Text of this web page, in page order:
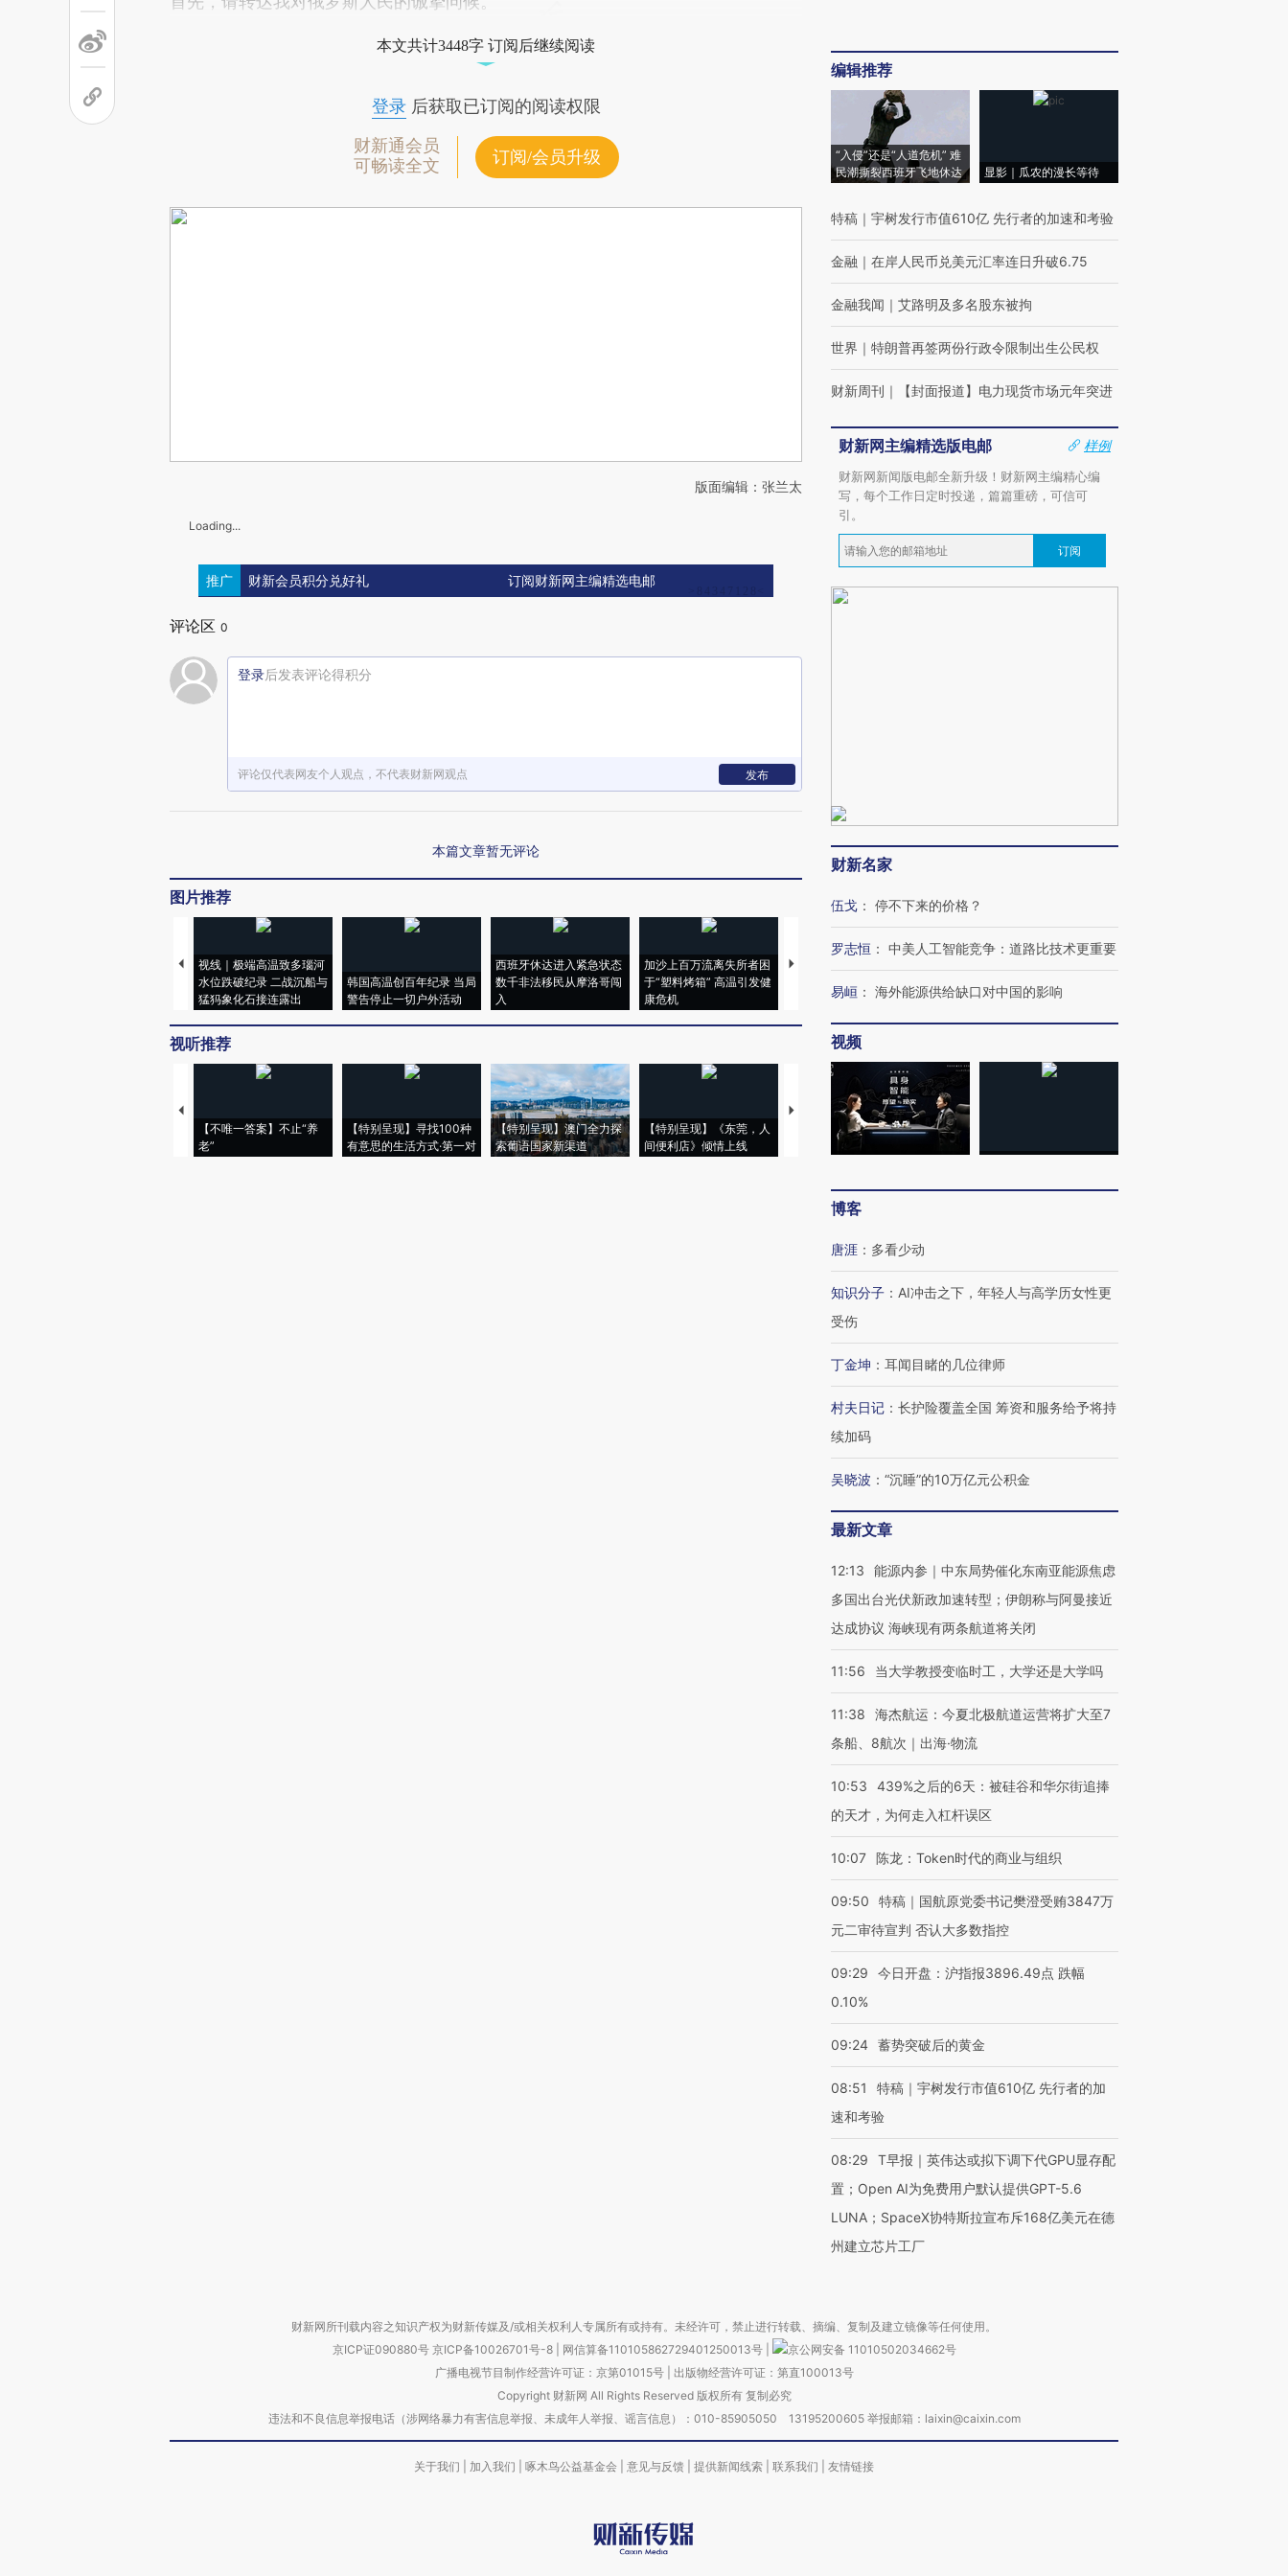
本文共计3448字 订阅后继续阅读
登录后获取已订阅的阅读权限
财新通会员
可畅读全文
订阅/会员升级
版面编辑：张兰太
Loading...
推广 财新会员积分兑好礼 订阅财新网主编精选电邮
评论区 0
登录后发表评论得积分
评论仅代表网友个人观点，不代表财新网观点 发布
本篇文章暂无评论
图片推荐
视线｜极端高温致多瑙河
水位跌破纪录 二战沉船与
猛犸象化石接连露出
韩国高温创百年纪录 当局
警告停止一切户外活动
西班牙休达进入紧急状态
数千非法移民从摩洛哥闯
入
加沙上百万流离失所者困
于“塑料烤箱” 高温引发健
康危机
视线｜HYROX的吸金
术：是什么让中产们甘
心“花钱找虐”？
粒摇头丸 尿检体内含3种
毒品
视听推荐
【不唯一答案】不止“养
老”
【特别呈现】寻找100种
有意思的生活方式·第一对
【特别呈现】澳门全力探
索葡语国家新渠道
【特别呈现】《东莞，人
间便利店》倾情上线
【推广】走进第四届链博
会，让数智科技“链”接产
【特别呈现】寻找100种
有意思的生活方式·第三对
编辑推荐
“入侵”还是“人道危机” 难
民潮撕裂西班牙飞地休达
显影｜瓜农的漫长等待
特稿 ｜ 宇树发行市值610亿 先行者的加速和考验
金融 ｜ 在岸人民币兑美元汇率连日升破6.75
金融我闻 ｜ 艾路明及多名股东被拘
世界 ｜ 特朗普再签两份行政令限制出生公民权
财新周刊 ｜ 【封面报道】电力现货市场元年突进
财新网主编精选版电邮
样例
财新网新闻版电邮全新升级！财新网主编精心编
写，每个工作日定时投递，篇篇重磅，可信可
引。
订阅
财新名家
伍戈 ： 停不下来的价格？
罗志恒 ： 中美人工智能竞争：道路比技术更重要
易峘 ： 海外能源供给缺口对中国的影响
视频
博客
唐涯 ： 多看少动
知识分子 ： AI冲击之下，年轻人与高学历女性更
受伤
丁金坤 ： 耳闻目睹的几位律师
村夫日记 ： 长护险覆盖全国 筹资和服务给予将持
续加码
吴晓波 ： “沉睡”的10万亿元公积金
最新文章
12:13
能源内参｜中东局势催化东南亚能源焦虑
多国出台光伏新政加速转型；伊朗称与阿曼接近
达成协议 海峡现有两条航道将关闭
11:56 当大学教授变临时工，大学还是大学吗
11:38
海杰航运：今夏北极航道运营将扩大至7
条船、8航次｜出海·物流
10:53
439%之后的6天：被硅谷和华尔街追捧
的天才，为何走入杠杆误区
10:07 陈龙：Token时代的商业与组织
09:50
特稿｜国航原党委书记樊澄受贿3847万
元二审待宣判 否认大多数指控
09:29
今日开盘：沪指报3896.49点 跌幅
0.10%
09:24 蓄势突破后的黄金
08:51
特稿｜宇树发行市值610亿 先行者的加
速和考验
08:29
T早报｜英伟达或拟下调下代GPU显存配
置；Open AI为免费用户默认提供GPT-5.6
LUNA；SpaceX协特斯拉宣布斥168亿美元在德
州建立芯片工厂
财新网所刊载内容之知识产权为财新传媒及/或相关权利人专属所有或持有。未经许可，禁止进行转载、摘编、复制及建立镜像等任何使用。
京ICP证090880号 京ICP备10026701号-8 网信算备110105862729401250013号
京公网安备 11010502034662号
广播电视节目制作经营许可证：京第01015号| 出版物经营许可证：第直100013号
Copyright 财新网 All Rights Reserved 版权所有 复制必究
违法和不良信息举报电话（涉网络暴力有害信息举报、未成年人举报、谣言信息）：010-85905050 13195200605 举报邮箱：laixin@caixin.com
关于我们 加入我们 啄木鸟公益基金会 意见与反馈 提供新闻线索 联系我们 友情链接